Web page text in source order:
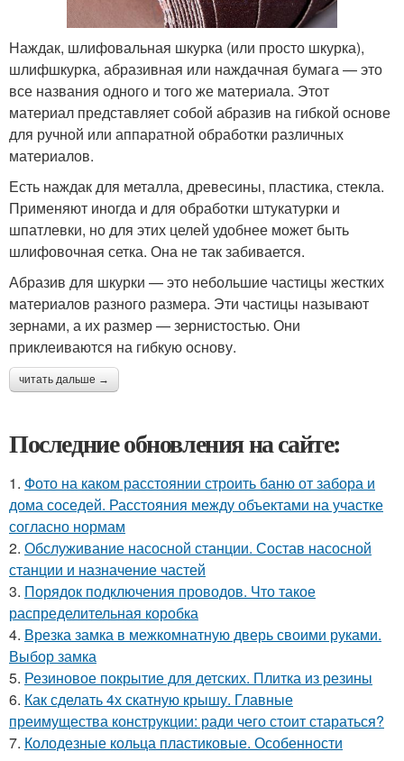
Наждак, шлифовальная шкурка (или просто шкурка),
шлифшкурка, абразивная или наждачная бумага — это
все названия одного и того же материала. Этот
материал представляет собой абразив на гибкой основе
для ручной или аппаратной обработки различных
материалов.
Есть наждак для металла, древесины, пластика, стекла.
Применяют иногда и для обработки штукатурки и
шпатлевки, но для этих целей удобнее может быть
шлифовочная сетка. Она не так забивается.
Абразив для шкурки — это небольшие частицы жестких
материалов разного размера. Эти частицы называют
зернами, а их размер — зернистостью. Они
приклеиваются на гибкую основу.
читать дальше →
Последние обновления на сайте:
1. Фото на каком расстоянии строить баню от забора и
дома соседей. Расстояния между объектами на участке
согласно нормам
2. Обслуживание насосной станции. Состав насосной
станции и назначение частей
3. Порядок подключения проводов. Что такое
распределительная коробка
4. Врезка замка в межкомнатную дверь своими руками.
Выбор замка
5. Резиновое покрытие для детских. Плитка из резины
6. Как сделать 4х скатную крышу. Главные
преимущества конструкции: ради чего стоит стараться?
7. Колодезные кольца пластиковые. Особенности